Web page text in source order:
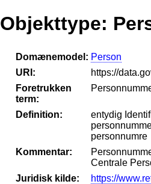
Objekttype:
Domænemodel: Person
URI:
https://
Foretrukken
term:
Definition:
entydig
personnumre
Kommentar:
Centrale
Juridisk kilde:
https://